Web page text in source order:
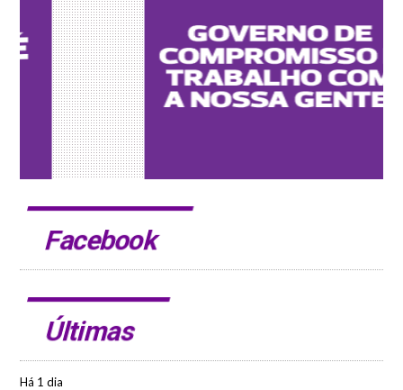
Facebook
Últimas
Há 1 dia